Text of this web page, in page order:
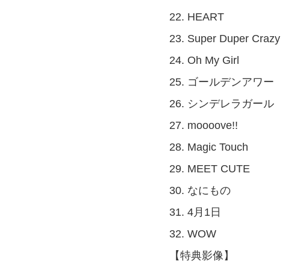
22. HEART
23. Super Duper Crazy
24. Oh My Girl
25. ゴールデンアワー
26. シンデレラガール
27. moooove!!
28. Magic Touch
29. MEET CUTE
30. なにもの
31. 4月1日
32. WOW
【特典影像】